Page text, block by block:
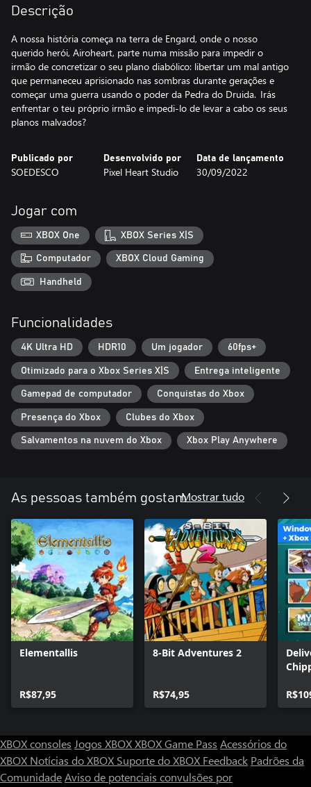
Descrição
A nossa história começa na terra de Engard, onde o nosso
querido herói, Airoheart, parte numa missão para impedir o
irmão de concretizar o seu plano diabólico: libertar um mal antigo
que permaneceu aprisionado nas sombras durante gerações e
começar uma guerra usando o poder da Pedra do Druida. Irás
enfrentar o teu próprio irmão e impedi-lo de levar a cabo os seus
planos malvados?
Publicado por
SOEDESCO
Desenvolvido por
Pixel Heart Studio
Data de lançamento
30/09/2022
Jogar com
XBOX One XBOX Series X|S
Computador XBOX Cloud Gaming
Handheld
Funcionalidades
4K Ultra HD HDR10 Um jogador 60fps+
Otimizado para o Xbox Series X|S Entrega inteligente
Gamepad de computador Conquistas do Xbox
Presença do Xbox Clubes do Xbox
Salvamentos na nuvem do Xbox Xbox Play Anywhere
As pessoas também gostamMostrar tudo
Elementallis
R$87,95
8-Bit Adventures 2
R$74,95
XBOX consoles Jogos XBOXXBOX Game Pass Acessórios do
XBOX Notícias do XBOX Suporte do XBOX Feedback Padrões da
ComunidadeAviso de potenciais convulsões por